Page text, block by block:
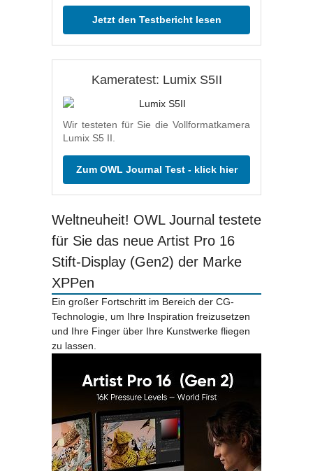
Jetzt den Testbericht lesen
Kameratest: Lumix S5II
Wir testeten für Sie die Vollformatkamera
Lumix S5 II.
Zum OWL Journal Test - klick hier
Weltneuheit! OWL Journal testete
für Sie das neue Artist Pro 16
Stift-Display (Gen2) der Marke
XPPen
Ein großer Fortschritt im Bereich der CG-
Technologie, um Ihre Inspiration freizusetzen
und Ihre Finger über Ihre Kunstwerke fliegen
zu lassen.